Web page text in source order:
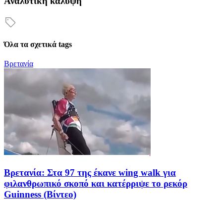
Όλα τα σχετικά tags
Βρετανία
Βρετανία: Στα 97 της έκανε wing walk για
φιλανθρωπικό σκοπό και κατέρριψε το ρεκόρ
Guinness (Βίντεο)